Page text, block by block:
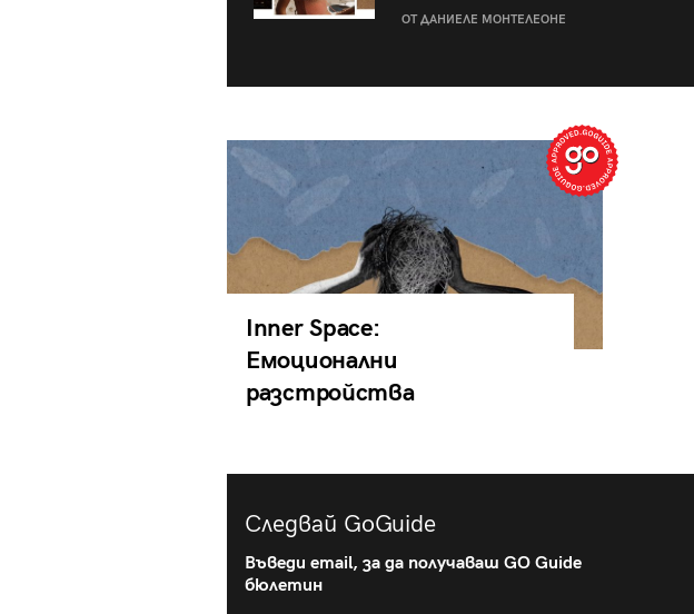
ОТ ДАНИЕЛЕ МОНТЕЛЕОНЕ
Inner Space:
Емоционални
разстройства
Следвай GoGuide
Въведи email, за да получаваш GO Guide
бюлетин